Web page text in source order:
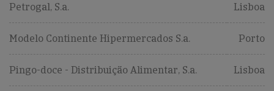
Petrogal, S.a. Lisboa
Modelo Continente Hipermercados S.a. Porto
Pingo-doce - Distribuição Alimentar, S.a. Lisboa